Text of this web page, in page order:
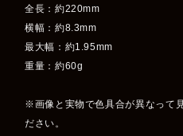
全長：約220mm
横幅：約8.3mm
最大幅：約1.95mm
重量：約60g
※画像と実物で色具合が異なって
ださい。